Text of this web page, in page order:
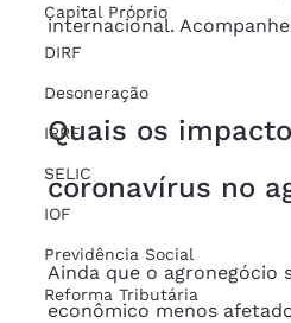
Capital Próprio
DIRF
Desoneração
IRRF
SELIC
IOF
Previdência Social
Reforma Tributária
internacional.
Quais os
coronavírus no
Ainda que o agronegócio
econômico menos